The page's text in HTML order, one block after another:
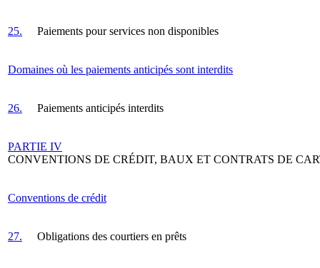
25. Paiements pour services non disponibles
Domaines où les paiements anticipés sont interdits
26. Paiements anticipés interdits
PARTIE IV
CONVENTIONS DE CRÉDIT, BAUX ET CONTRATS DE
Conventions de crédit
27. Obligations des courtiers en prêts